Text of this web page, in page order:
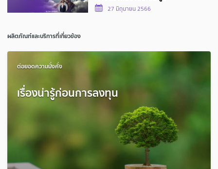
27 มิถุนายน 2566
ผลิตภัณฑ์และบริการที่เกี่ยวข้อง
ต่อยอดความมั่งคั่ง
เรื่องน่ารู้ก่อนการลงทุน